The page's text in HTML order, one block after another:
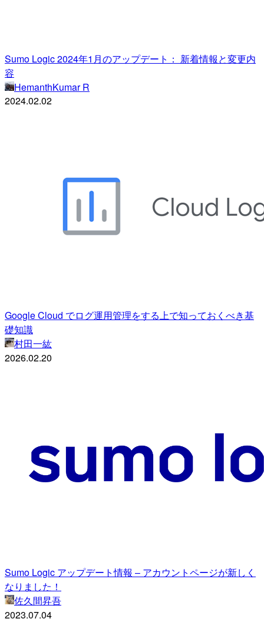
Sumo Logic 2024年1月のアップデート： 新着情報と変更内
容
HemanthKumar R
2024.02.02
Google Cloud でログ運用管理をする上で知っておくべき基
礎知識
村田一紘
2026.02.20
Sumo Logic アップデート情報 – アカウントページが新しく
なりました！
佐久間昇吾
2023.07.04